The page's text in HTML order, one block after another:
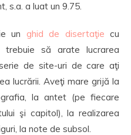
s.a. a luat un 9.75.
un ghid de disertaţie cu
trebuie să arate lucrarea
de site-uri de care aţi
lucrării. Aveţi mare grijă la
la antet (pe fiecare
şi capitol), la realizarea
la note de subsol.